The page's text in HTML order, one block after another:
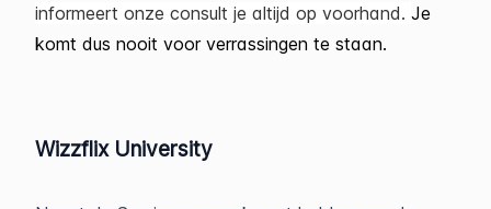
informeert onze consult je altijd op voorhand. Je
komt dus nooit voor verrassingen te staan.
Wizzflix University